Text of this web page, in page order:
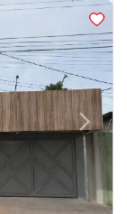
arrow_forward_iosNext